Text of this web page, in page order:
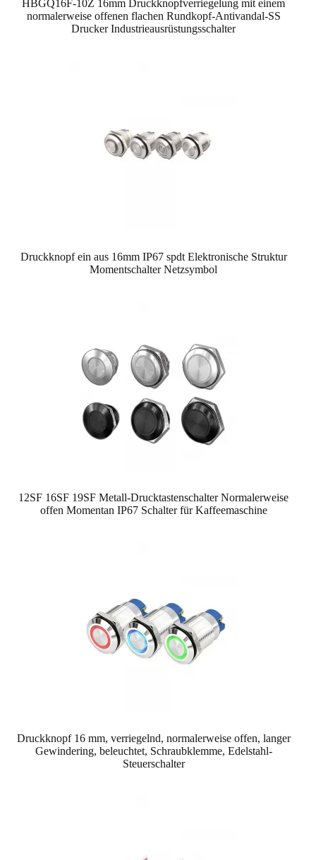
HBGQ16F-10Z 16mm Druckknopfverriegelung mit einem
normalerweise offenen flachen Rundkopf-Antivandal-SS
Drucker Industrieausrüstungsschalter
Druckknopf ein aus 16mm IP67 spdt Elektronische Struktur
Momentschalter Netzsymbol
12SF 16SF 19SF Metall-Drucktastenschalter Normalerweise
offen Momentan IP67 Schalter für Kaffeemaschine
Druckknopf 16 mm, verriegelnd, normalerweise offen, langer
Gewindering, beleuchtet, Schraubklemme, Edelstahl-
Steuerschalter